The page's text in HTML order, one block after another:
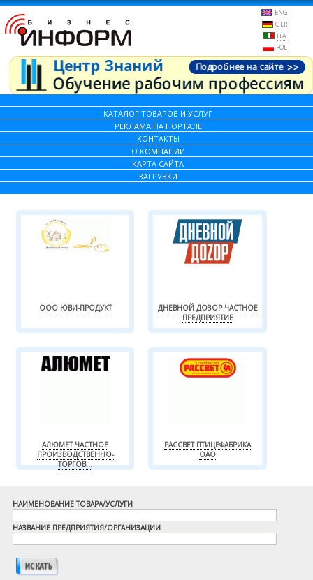
ENG
GER
ITA
POL
КАТАЛОГ ТОВАРОВ И УСЛУГ
РЕКЛАМА НА ПОРТАЛЕ
КОНТАКТЫ
О КОМПАНИИ
КАРТА САЙТА
ЗАГРУЗКИ
ООО ЮВИ-ПРОДУКТ
ДНЕВНОЙ ДОЗОР ЧАСТНОЕ
ПРЕДПРИЯТИЕ
АЛЮМЕТ ЧАСТНОЕ
ПРОИЗВОДСТВЕННО-
ТОРГОВ...
РАССВЕТ ПТИЦЕФАБРИКА
ОАО
НАИМЕНОВАНИЕ ТОВАРА/УСЛУГИ
НАЗВАНИЕ ПРЕДПРИЯТИЯ/ОРГАНИЗАЦИИ